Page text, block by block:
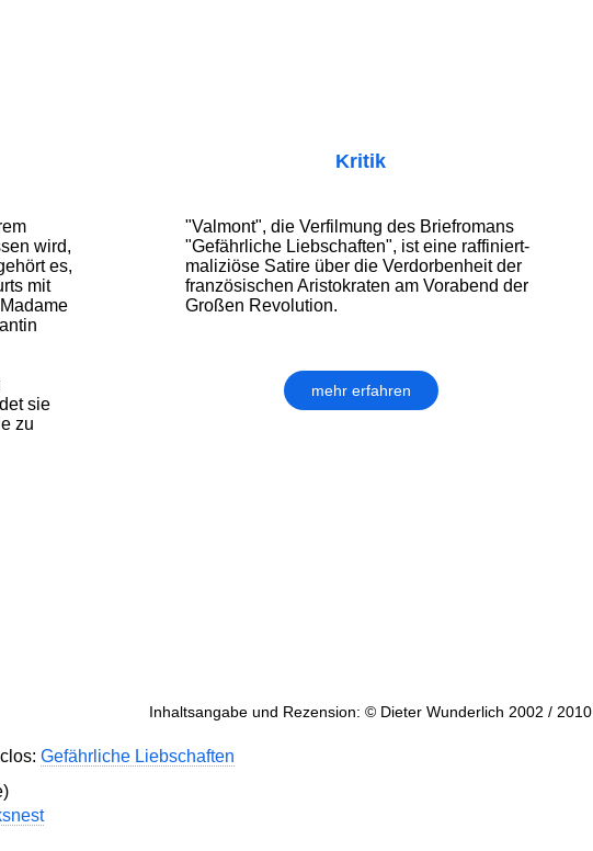
wird,
es,
mit
sie
zu
Kritik
"Valmont", die Verfilmung des Briefromans
"Gefährliche Liebschaften", ist eine raffiniert-
maliziöse Satire über die Verdorbenheit der
französischen Aristokraten am Vorabend der
Großen Revolution.
mehr erfahren
Inhaltsangabe und Rezension: © Dieter Wunderlich 2002 / 2010
Gefährliche Liebschaften